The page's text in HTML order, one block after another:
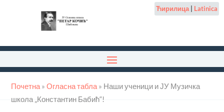
Ћирилица| Latinica
Почетна »Огласна табла » Наши ученици и ЈУ Музичка
школа „Константин Бабић“!